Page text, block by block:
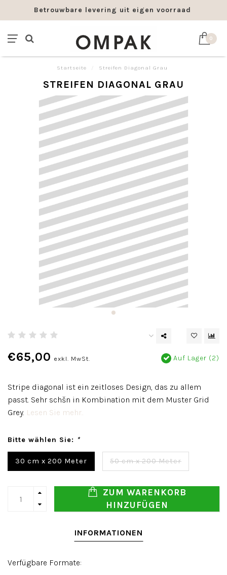
Betrouwbare levering uit eigen voorraad
0
Startseite Streifen Diagonal Grau
STREIFEN DIAGONAL GRAU
€65,00 exkl. MwSt. Auf Lager (2)
Stripe diagonal ist ein zeitloses Design, das zu allem
passt. Sehr schšn in Kombination mit dem Muster Grid
Grey. Lesen Sie mehr..
Bitte wählen Sie: *
30 cm x 200 Meter 50 cm x 200 Meter
ZUM WARENKORB
HINZUFÜGEN
INFORMATIONEN
Verfügbare Formate: